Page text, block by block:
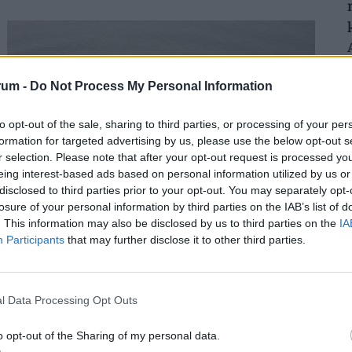
- Do Not Process My Personal Information
opt-out of the sale, sharing to third parties, or processing of your
for targeted advertising by us, please use the below opt-out
selection. Please note that after your opt-out request is processed
interest-based ads based on personal information utilized by us
to third parties prior to your opt-out. You may separately
of your personal information by third parties on the IAB’s list of
This information may also be disclosed by us to third parties on the
Participants that may further disclose it to other third parties.
Data Processing Opt Outs
opt-out of the Sharing of my personal data.
Atyaég, mi bukkant fel a Dunából: csaknem
harminc éve nem láttak hasonlót a folyónál
láthatóvá váltak az Újvidék közelében fekvő, 18.
századi Szigetsánc